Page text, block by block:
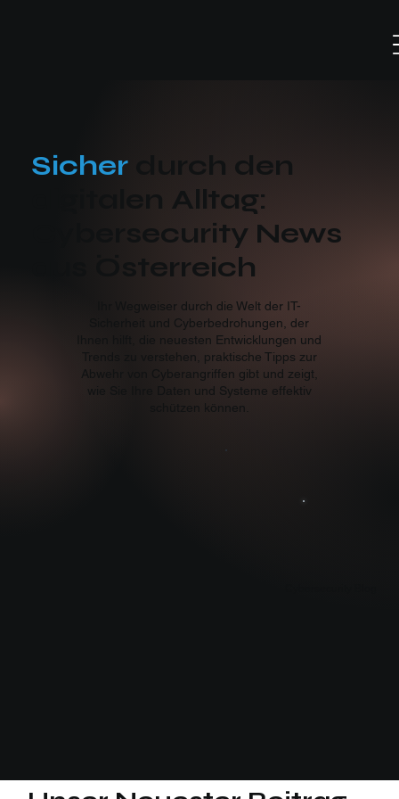
Sicher
durch den
digitalen Alltag:
Cybersecurity News
aus Österreich
Ihr Wegweiser durch die Welt der IT-
Sicherheit und Cyberbedrohungen, der
Ihnen hilft, die neuesten Entwicklungen und
Trends zu verstehen, praktische Tipps zur
Abwehr von Cyberangriffen gibt und zeigt,
wie Sie Ihre Daten und Systeme effektiv
schützen können.